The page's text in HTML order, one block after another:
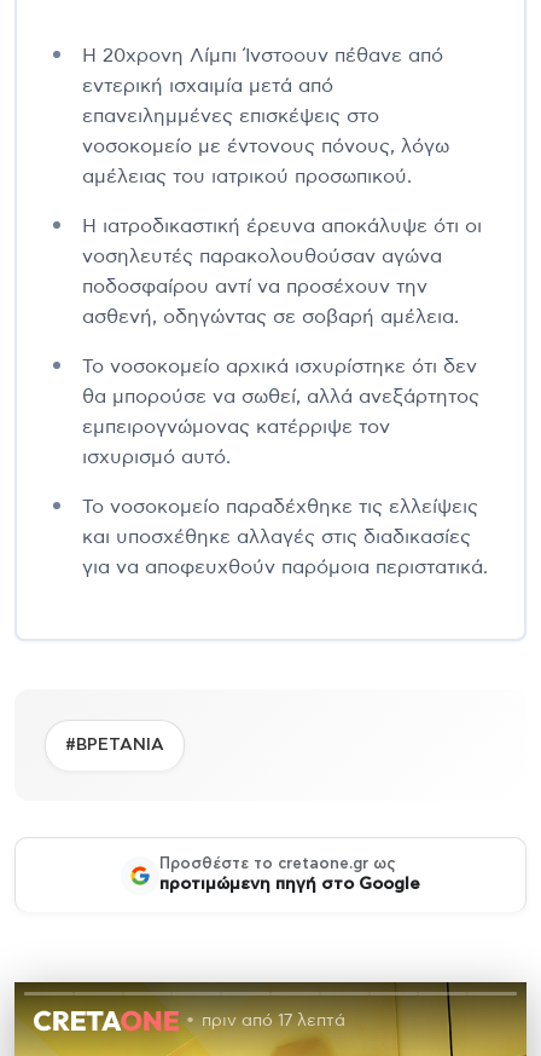
Η 20χρονη Λίμπι Ίνστοουν πέθανε από
εντερική ισχαιμία μετά από
επανειλημμένες επισκέψεις στο
νοσοκομείο με έντονους πόνους, λόγω
αμέλειας του ιατρικού προσωπικού.
Η ιατροδικαστική έρευνα αποκάλυψε ότι οι
νοσηλευτές παρακολουθούσαν αγώνα
ποδοσφαίρου αντί να προσέχουν την
ασθενή, οδηγώντας σε σοβαρή αμέλεια.
Το νοσοκομείο αρχικά ισχυρίστηκε ότι δεν
θα μπορούσε να σωθεί, αλλά ανεξάρτητος
εμπειρογνώμονας κατέρριψε τον
ισχυρισμό αυτό.
Το νοσοκομείο παραδέχθηκε τις ελλείψεις
και υποσχέθηκε αλλαγές στις διαδικασίες
για να αποφευχθούν παρόμοια περιστατικά.
#ΒΡΕΤΑΝΙΑ
Προσθέστε το cretaone.gr ως
προτιμώμενη πηγή στο Google
πριν από 17 λεπτά